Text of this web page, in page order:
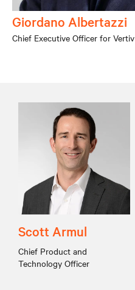
Giordano Albertazzi
Chief Executive Officer for Vertiv
Scott Armul
Chief Product and
Technology Officer